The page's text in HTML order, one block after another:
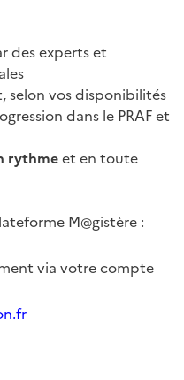
des experts et
selon vos disponibilités
dans le PRAF et
rythmeet en toute
M@gistère :
via votre compte